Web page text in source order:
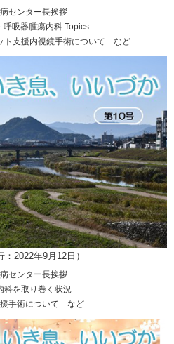
病センター長挨拶
呼吸器腫瘍内科 Topics
ト支援内視鏡手術について など
2022年9月12日）
病センター長挨拶
科を取り巻く状況
援手術について など